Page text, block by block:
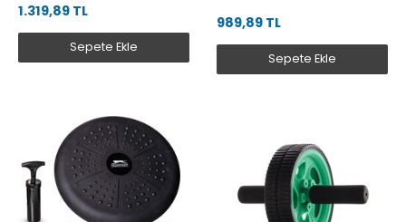
1.319,89 TL
Sepete Ekle
989,89 TL
Sepete Ekle